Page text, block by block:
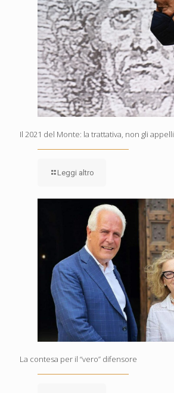
Il 2021 del Monte: la trattativa, non gli appelli
Leggi altro
La contesa per il “vero” difensore